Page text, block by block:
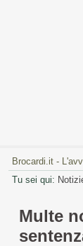
Brocardi.it -
Tu sei qui:
Multe